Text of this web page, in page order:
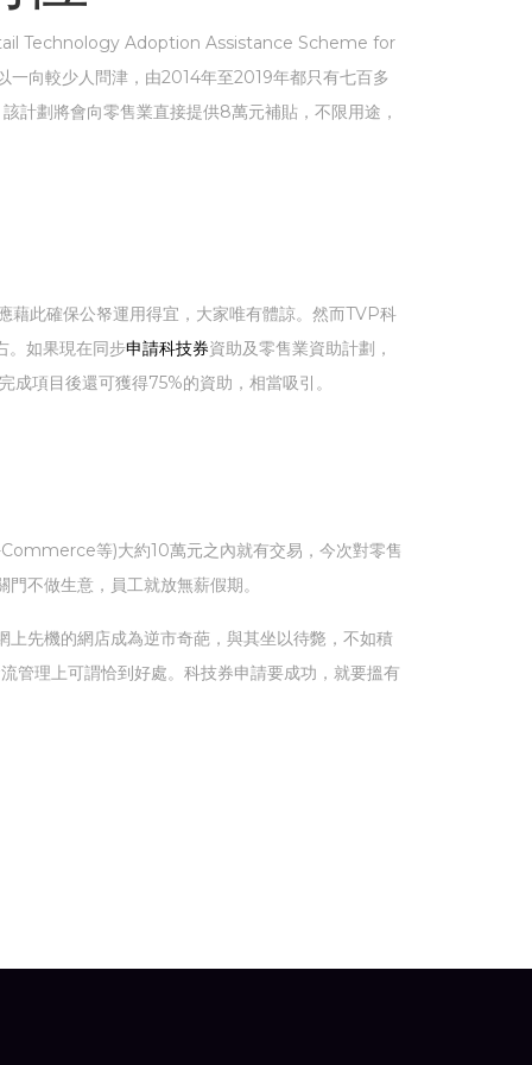
Technology Adoption Assistance Scheme for
一向較少人問津，由2014年至2019年都只有七百多
計劃將會向零售業直接提供8萬元補貼，不限用途，
藉此確保公帑運用得宜，大家唯有體諒。然而TVP科
。如果現在同步申請科技券資助及零售業資助計劃，
項目後還可獲得75%的資助，相當吸引。
等)大約10萬元之內就有交易，今次對零售
不做生意，員工就放無薪假期。
先機的網店成為逆市奇葩，與其坐以待斃，不如積
管理上可謂恰到好處。科技券申請要成功，就要搵有